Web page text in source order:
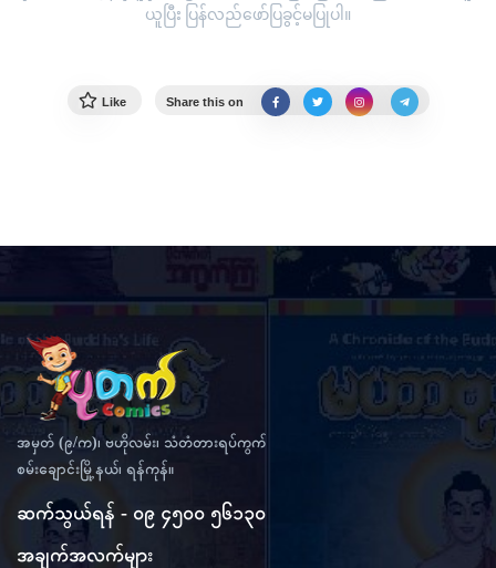
ယူပြီး ပြန်လည်ဖော်ပြခွင့်မပြုပါ။
Like Share this on
အမှတ် (၉/က)၊ ဗဟိုလမ်း၊ သံတံတားရပ်ကွက်
စမ်းချောင်းမြို့နယ်၊ ရန်ကုန်။
ဆက်သွယ်ရန် - ၀၉ ၄၅၀၀ ၅၆၁၃၀
အချက်အလက်များ